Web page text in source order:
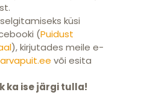
küsi
(Puidust
), kirjutades meile e-
või esita
ka ise järgi tulla!